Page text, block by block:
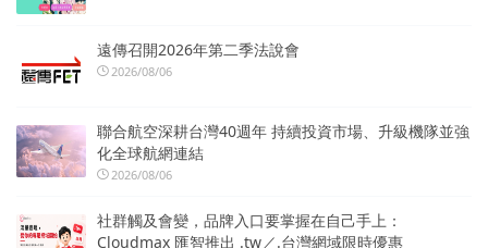
遠傳召開2026年第二季法說會
2026/08/06
聯合航空深耕台灣40週年 持續投資市場、升級機隊並強
化全球航網連結
2026/08/06
社群觸及會變，品牌入口要掌握在自己手上：
Cloudmax 匯智推出 .tw／.台灣網域限時優惠